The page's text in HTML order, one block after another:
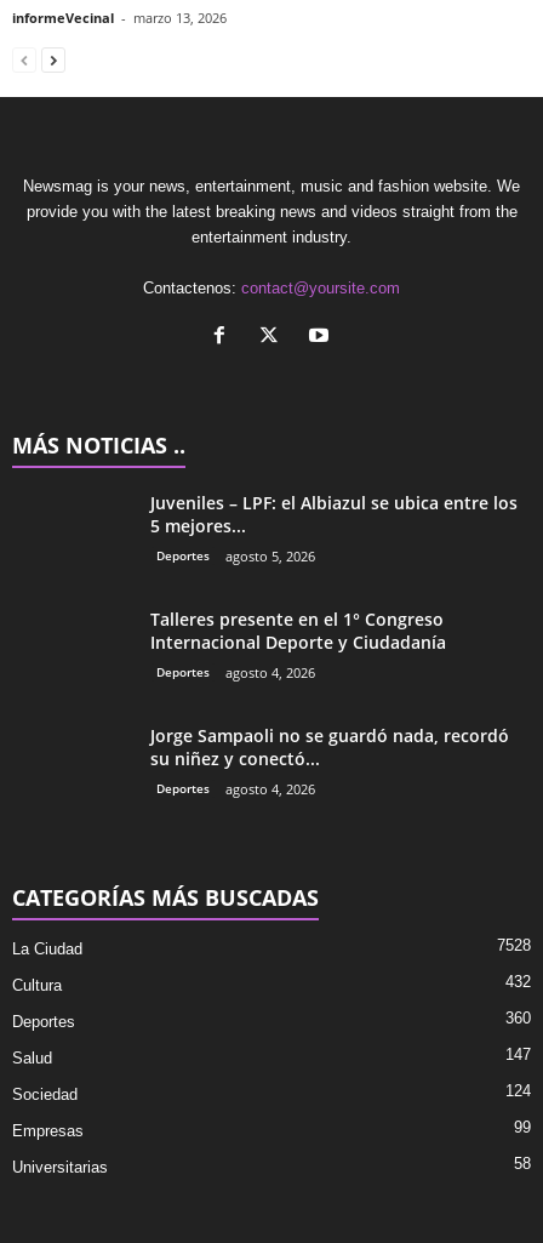
informeVecinal - marzo 13, 2026
Newsmag is your news, entertainment, music and fashion website. We
provide you with the latest breaking news and videos straight from the
entertainment industry.
Contactenos: contact@yoursite.com
MÁS NOTICIAS ..
Juveniles – LPF: el Albiazul se ubica entre los
5 mejores...
Deportes agosto 5, 2026
Talleres presente en el 1° Congreso
Internacional Deporte y Ciudadanía
Deportes agosto 4, 2026
Jorge Sampaoli no se guardó nada, recordó
su niñez y conectó...
Deportes agosto 4, 2026
CATEGORÍAS MÁS BUSCADAS
La Ciudad 7528
Cultura 432
Deportes 360
Salud 147
Sociedad 124
Empresas 99
Universitarias 58